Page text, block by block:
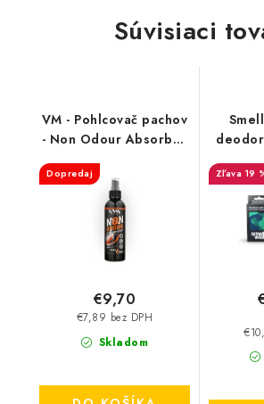
Súvisiaci
VM - Pohlcovač pachov
- Non Odour Absorber
3501
Dopredaj
Skladom
€7,89 bez DPH
€9,70
19